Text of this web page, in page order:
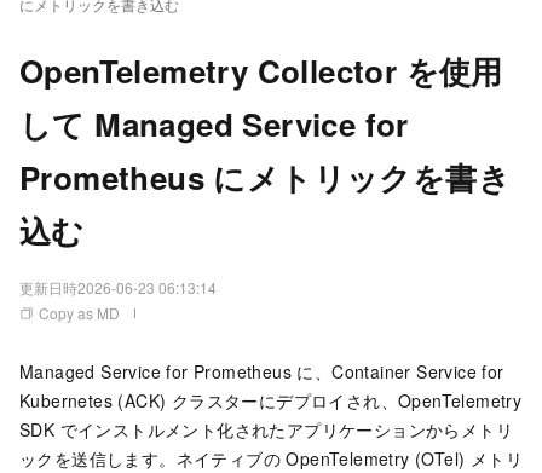
にメトリックを書き込む
OpenTelemetry Collector を使用
して Managed Service for
Prometheus にメトリックを書き
込む
更新日時2026-06-23 06:13:14
Copy as MD
Managed Service for Prometheus に、Container Service for
Kubernetes (ACK) クラスターにデプロイされ、OpenTelemetry
SDK でインストルメント化されたアプリケーションからメトリ
ックを送信します。ネイティブの OpenTelemetry (OTel) メトリ